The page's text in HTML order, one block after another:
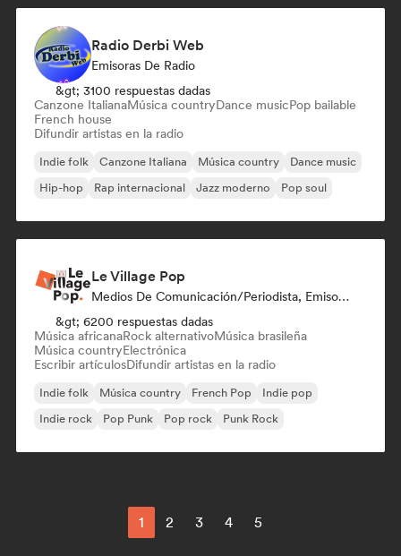
Radio Derbi Web
Emisoras De Radio
&gt; 3100 respuestas dadas
Canzone ItalianaMúsica countryDance musicPop bailable
French house
Difundir artistas en la radio
Indie folk Canzone Italiana Música country
Dance music
Hip-hop
Rap internacional Jazz moderno Pop soul
Le Village Pop
Medios De Comunicación/Periodista, Emisoras De Radio
&gt; 6200 respuestas dadas
Música africanaRock alternativoMúsica brasileña
Música countryElectrónica
Escribir artículosDifundir artistas en la radio
Indie folk Música country French Pop
Indie pop
Indie rock
Pop Punk Pop rock Punk Rock
1 2 3 4 5